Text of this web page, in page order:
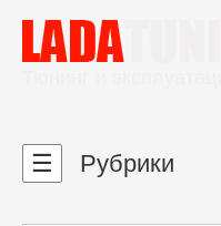
☰ Рубрики